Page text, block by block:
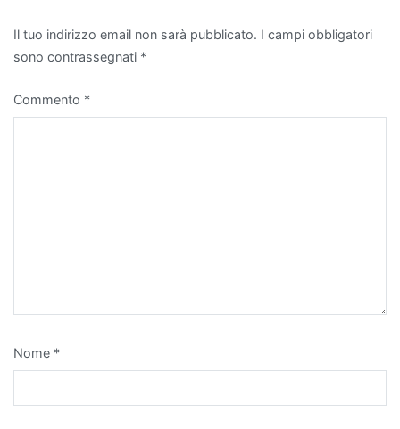
Il tuo indirizzo email non sarà pubblicato. I campi obbligatori
sono contrassegnati *
Commento *
Nome *